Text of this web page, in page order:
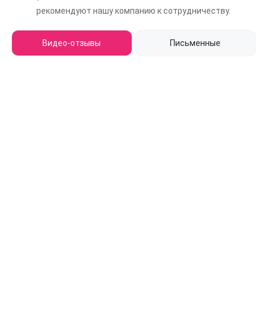
рекомендуют нашу компанию к сотрудничеству.
Видео-отзывы Письменные